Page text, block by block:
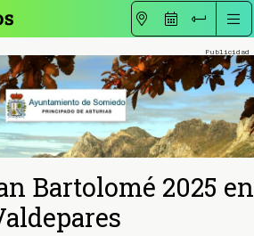
Bartolomé 2025 en